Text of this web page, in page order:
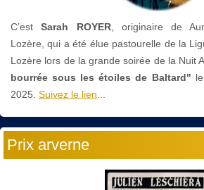
C’estSarah ROYER, originaire de
Lozère, qui a été élue pastourelle de la
Lozère lors de la grande soirée de la Nuit
bourrée sous les étoiles de Baltard" le
2025. Suivez le lien...
Prix arverne